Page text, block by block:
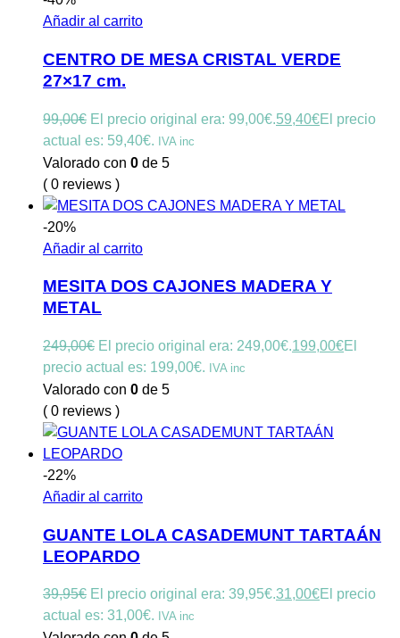
Añadir al carrito
CENTRO DE MESA CRISTAL VERDE
27×17 cm.
99,00€ El precio original era: 99,00€.59,40€El precio
actual es: 59,40€. IVA inc
Valorado con 0 de 5
( 0 reviews )
-20%
Añadir al carrito
MESITA DOS CAJONES MADERA Y
METAL
249,00€ El precio original era: 249,00€.199,00€El
precio actual es: 199,00€. IVA inc
Valorado con 0 de 5
( 0 reviews )
-22%
Añadir al carrito
GUANTE LOLA CASADEMUNT TARTAÁN
LEOPARDO
39,95€ El precio original era: 39,95€.31,00€El precio
actual es: 31,00€. IVA inc